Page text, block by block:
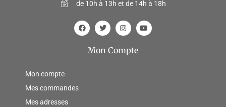
de 10h à 13h et de 14h à 18h
Mon Compte
Mon compte
Mes commandes
Mes adresses